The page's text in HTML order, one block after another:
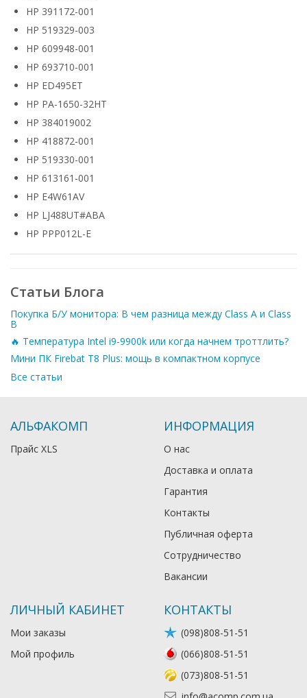
HP 391172-001
HP 519329-003
HP 609948-001
HP 693710-001
HP ED495ET
HP PA-1650-32HT
HP 384019002
HP 418872-001
HP 519330-001
HP 613161-001
HP E4W61AV
HP LJ488UT#ABA
HP PPP012L-E
Статьи Блога
Покупка Б/У монитора: В чем разница между Class A и Class
B
🔥 Температура Intel i9-9900k или когда начнем троттлить?
Мини ПК Firebat T8 Plus: мощь в компактном корпусе
Все статьи
АЛЬФАКОМП
Прайс XLS
ИНФОРМАЦИЯ
О нас
Доставка и оплата
Гарантия
Контакты
Публичная оферта
Сотрудничество
Вакансии
ЛИЧНЫЙ КАБИНЕТ
Мои заказы
Мой профиль
КОНТАКТЫ
(098)808-51-51
(066)808-51-51
(073)808-51-51